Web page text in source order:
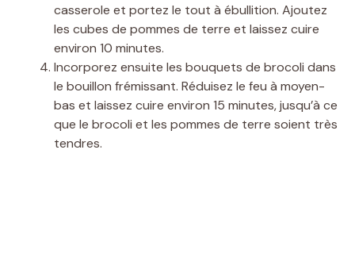
casserole et portez le tout à ébullition. Ajoutez
les cubes de pommes de terre et laissez cuire
environ 10 minutes.
Incorporez ensuite les bouquets de brocoli dans
le bouillon frémissant. Réduisez le feu à moyen-
bas et laissez cuire environ 15 minutes, jusqu’à ce
que le brocoli et les pommes de terre soient très
tendres.